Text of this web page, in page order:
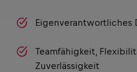
Eigenverantwortliches
Teamfähigkeit,
Zuverlässigkeit